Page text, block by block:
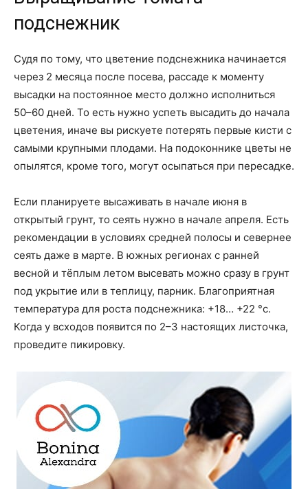
подснежник
Судя по тому, что цветение подснежника начинается
через 2 месяца после посева, рассаде к моменту
высадки на постоянное место должно исполниться
50–60 дней. То есть нужно успеть высадить до начала
цветения, иначе вы рискуете потерять первые кисти с
самыми крупными плодами. На подоконнике цветы не
опылятся, кроме того, могут осыпаться при пересадке.
Если планируете высаживать в начале июня в
открытый грунт, то сеять нужно в начале апреля. Есть
рекомендации в условиях средней полосы и севернее
сеять даже в марте. В южных регионах с ранней
весной и тёплым летом высевать можно сразу в грунт
под укрытие или в теплицу, парник. Благоприятная
температура для роста подснежника: +18… +22 °c.
Когда у всходов появится по 2–3 настоящих листочка,
проведите пикировку.